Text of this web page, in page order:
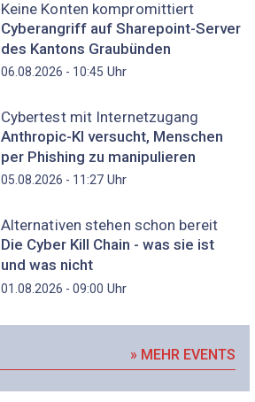
Keine Konten kompromittiert
Cyberangriff auf Sharepoint-Server
des Kantons Graubünden
06.08.2026 - 10:45 Uhr
Cybertest mit Internetzugang
Anthropic-KI versucht, Menschen
per Phishing zu manipulieren
05.08.2026 - 11:27Uhr
Alternativen stehen schon bereit
Die Cyber Kill Chain - was sie ist
und was nicht
01.08.2026 - 09:00 Uhr
» MEHR EVENTS